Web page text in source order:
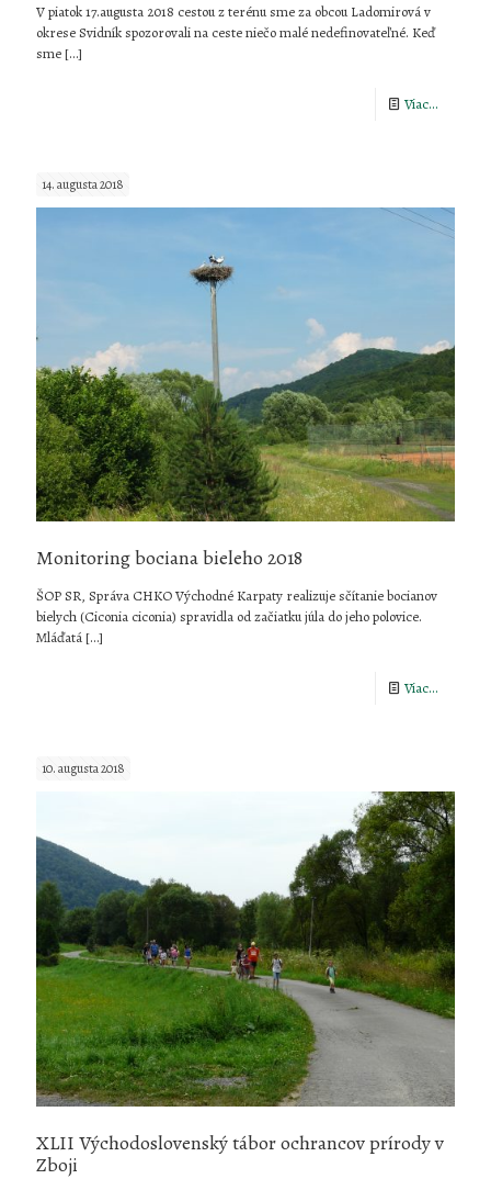
V piatok 17.augusta 2018 cestou z terénu sme za obcou Ladomirová v
okrese Svidník spozorovali na ceste niečo malé nedefinovateľné. Keď
sme […]
Viac...
chovnej
14. augusta 2018
Monitoring bociana bieleho 2018
ŠOP SR, Správa CHKO Východné Karpaty realizuje sčítanie bocianov
bielych (Ciconia ciconia) spravidla od začiatku júla do jeho polovice.
Mláďatá […]
Viac...
2018
10. augusta 2018
XLII Východoslovenský tábor ochrancov prírody v
Zboji